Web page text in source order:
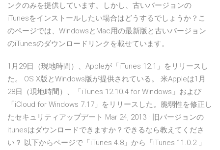
ンクのみを提供しています。しかし、古いバージョンの
iTunesをインストールしたい場合はどうするでしょうか？こ
のページでは、WindowsとMac用の最新版と古いバージョン
のiTunesのダウンロードリンクを載せています。
1月29日（現地時間）、Appleが「iTunes 12.1」をリリースし
た。 OS X版とWindows版が提供されている。 米Appleは1月
28日（現地時間）、「iTunes 12.10.4 for Windows」および
「iCloud for Windows 7.17」をリリースした。脆弱性を修正し
たセキュリティアップデート Mar 24, 2013 · 旧バージョンの
itunesはダウンロードできますか？できるなら教えてくださ
い？ 以下からページで「iTunes 4.8」から「iTunes 11.0.2 」